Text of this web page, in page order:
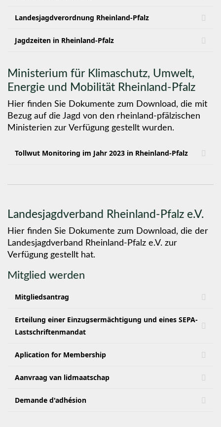
Landesjagdverordnung Rheinland-Pfalz
Jagdzeiten in Rheinland-Pfalz
Ministerium für Klimaschutz, Umwelt,
Energie und Mobilität Rheinland-Pfalz
Hier finden Sie Dokumente zum Download, die mit
Bezug auf die Jagd von den rheinland-pfälzischen
Ministerien zur Verfügung gestellt wurden.
Tollwut Monitoring im Jahr 2023 in Rheinland-Pfalz
Landesjagdverband Rheinland-Pfalz e.V.
Hier finden Sie Dokumente zum Download, die der
Landesjagdverband Rheinland-Pfalz e.V. zur
Verfügung gestellt hat.
Mitglied werden
Mitgliedsantrag
Erteilung einer Einzugsermächtigung und eines SEPA-
Lastschriftenmandat
Aplication for Membership
Aanvraag van lidmaatschap
Demande d'adhésion